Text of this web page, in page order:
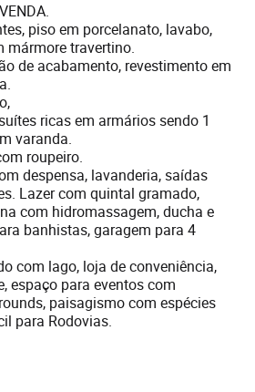
piso em porcelanato, lavabo,
mármore travertino.
de acabamento, revestimento em
ricas em armários sendo 1
varanda.
roupeiro.
despensa, lavanderia, saídas
Lazer com quintal gramado,
com hidromassagem, ducha e
banhistas, garagem para 4
com lago, loja de conveniência,
espaço para eventos com
paisagismo com espécies
para Rodovias.